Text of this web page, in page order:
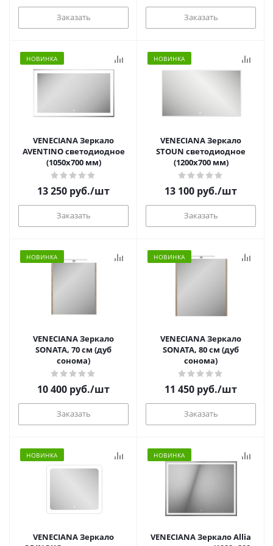
Заказать Заказать
НОВИНКА
VENECIANA Зеркало
AVENTINO светодиодное
(1050х700 мм)
13 250 руб./шт
Заказать
НОВИНКА
VENECIANA Зеркало
STOUN светодиодное
(1200х700 мм)
13 100 руб./шт
Заказать
НОВИНКА
VENECIANA Зеркало
SONATA, 70 см (дуб
сонома)
10 400 руб./шт
Заказать
НОВИНКА
VENECIANA Зеркало
SONATA, 80 см (дуб
сонома)
11 450 руб./шт
Заказать
НОВИНКА
VENECIANA Зеркало
НОВИНКА
VENECIANA Зеркало Allia